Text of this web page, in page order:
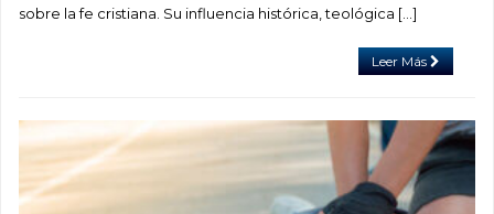
sobre la fe cristiana. Su influencia histórica, teológica […]
Leer Más